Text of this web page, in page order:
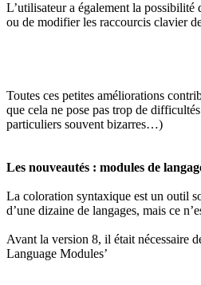
L’utilisateur a également la
ou de modifier les raccourcis clavier
Toutes ces petites améliorations
que cela ne pose pas trop de
particuliers souvent bizarres…)
Les nouveautés : modules de
La coloration syntaxique est un outil
d’une dizaine de langages, mais ce
Avant la version 8, il était nécessaire
Language Modules’